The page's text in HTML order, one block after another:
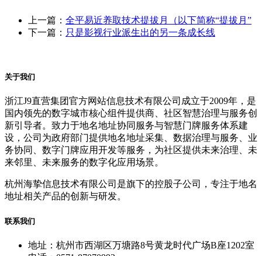
上一篇： 全平易近养取技术提拔月（以下简称“提拔月”
下一篇： 只是影视行业派生出的另一条成长线
关于我们
浙江J9直营集团官方网站信息技术有限公司成立于2009年，是
国内领先的数字城市核心组件提供商、社区智慧治理与服务创
新引导者。致力于地名地址协同服务与智慧门牌服务体系建
设，公司为政府部门提供地名地址采集、数据治理与服务、业
务协同、数字门牌应用开发等服务，为社区提供未来治理、未
来邻里、未来服务的数字化应用场景。
杭州海挚信息技术有限公司是旗下的控股子公司，专注于地名
地址相关产品的创新与研发。
联系我们
地址：杭州市西湖区万塘路8号黄龙时代广场B座1202室